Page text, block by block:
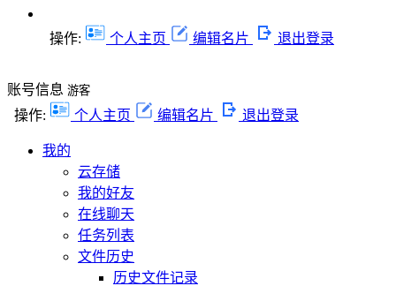
操作: 个人主页 编辑名片 退出登录
账号信息 游客
操作: 个人主页 编辑名片 退出登录
我的
云存储
我的好友
在线聊天
任务列表
文件历史
历史文件记录